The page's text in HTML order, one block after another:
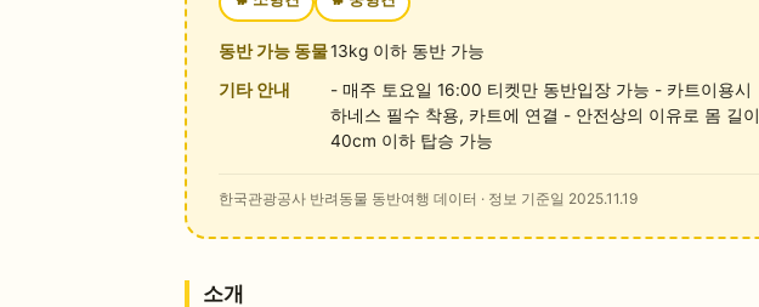
동반 가능 동물13kg 이하 동반 가능
기타 안내
- 매주 토요일 16:00 티켓만 동반입장 가능 - 카트이용시
하네스 필수 착용, 카트에 연결 - 안전상의 이유로 몸 길이
40cm 이하 탑승 가능
한국관광공사 반려동물 동반여행 데이터 · 정보 기준일 2025.11.19
소개